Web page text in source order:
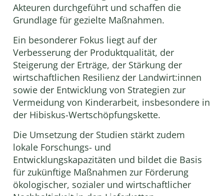
Akteuren durchgeführt und schaffen die
Grundlage für gezielte Maßnahmen.
Ein besonderer Fokus liegt auf der
Verbesserung der Produktqualität, der
Steigerung der Erträge, der Stärkung der
wirtschaftlichen Resilienz der Landwirt:innen
sowie der Entwicklung von Strategien zur
Vermeidung von Kinderarbeit, insbesondere in
der Hibiskus-Wertschöpfungskette.
Die Umsetzung der Studien stärkt zudem
lokale Forschungs- und
Entwicklungskapazitäten und bildet die Basis
für zukünftige Maßnahmen zur Förderung
ökologischer, sozialer und wirtschaftlicher